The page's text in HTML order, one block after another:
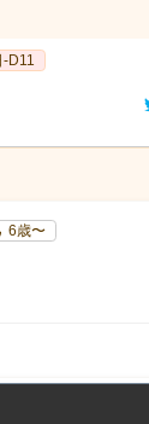
D11
6歳〜